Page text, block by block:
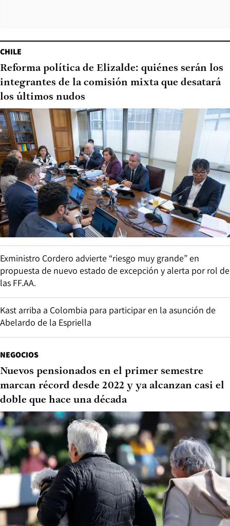
CHILE
Reforma política de Elizalde: quiénes serán los
integrantes de la comisión mixta que desatará
los últimos nudos
Exministro Cordero advierte “riesgo muy grande” en
propuesta de nuevo estado de excepción y alerta por rol de
las FF.AA.
Kast arriba a Colombia para participar en la asunción de
Abelardo de la Espriella
NEGOCIOS
Nuevos pensionados en el primer semestre
marcan récord desde 2022 y ya alcanzan casi el
doble que hace una década